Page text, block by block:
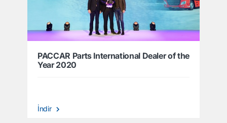
PACCAR Parts International Dealer of the
Year 2020
İndir